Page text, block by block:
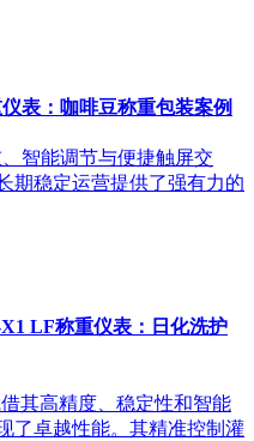
表：咖啡豆称重包装案例
智能调节与便捷触屏交
期稳定运营提供了强有力的
LF称重仪表：日化洗护
其高精度、稳定性和智能
了卓越性能。其精准控制灌